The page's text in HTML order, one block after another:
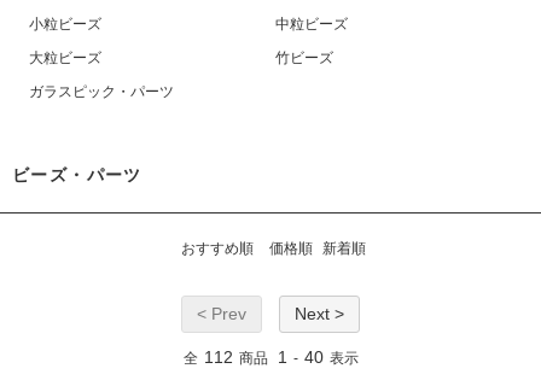
小粒ビーズ
中粒ビーズ
大粒ビーズ
竹ビーズ
ガラスピック・パーツ
ビーズ・パーツ
おすすめ順 価格順 新着順
< Prev Next >
全 112 商品 1 - 40 表示